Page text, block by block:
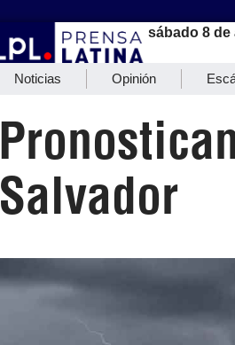
sábado 8 de
Noticias Opinión
Salvador